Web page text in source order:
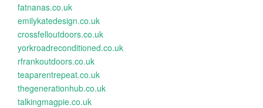
fatnanas.co.uk
emilykatedesign.co.uk
crossfelloutdoors.co.uk
yorkroadreconditioned.co.uk
rfrankoutdoors.co.uk
teaparentrepeat.co.uk
thegenerationhub.co.uk
talkingmagpie.co.uk